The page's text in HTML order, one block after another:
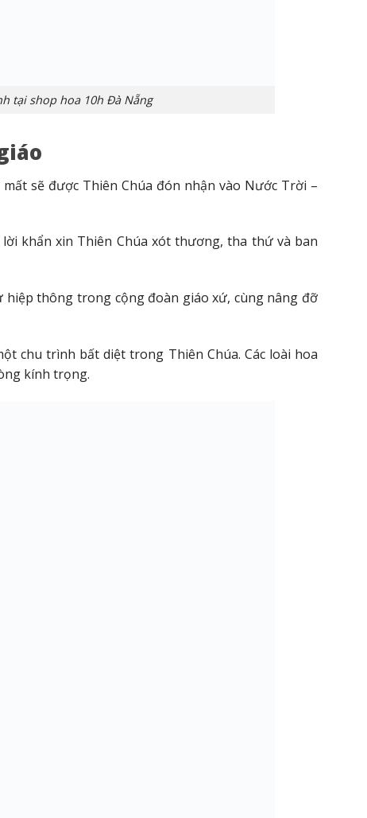
tại shop hoa 10h Đà Nẵng
sẽ được Thiên Chúa đón nhận vào Nước Trời –
khẩn xin Thiên Chúa xót thương, tha thứ và ban
hiệp thông trong cộng đoàn giáo xứ, cùng nâng đỡ
chu trình bất diệt trong Thiên Chúa. Các loài hoa
kính trọng.